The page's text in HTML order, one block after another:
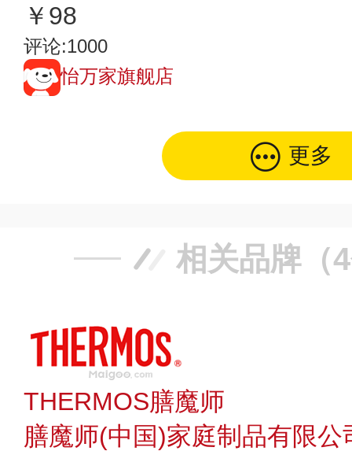
￥98
评论:1000
怡万家旗舰店
更多
相关品牌（
THERMOS膳魔师
膳魔师(中国)家庭制品有限公